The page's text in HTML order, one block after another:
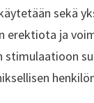
sekä
erektiota ja
stimulaatioon